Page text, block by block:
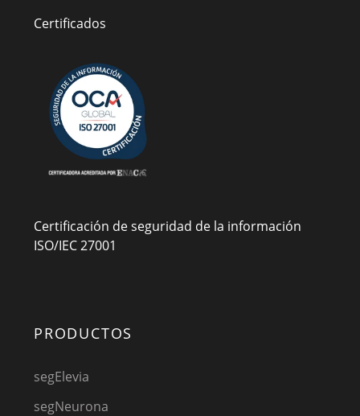
Certificados
Certificación de seguridad de la información
ISO/IEC 27001
PRODUCTOS
segElevia
segNeurona